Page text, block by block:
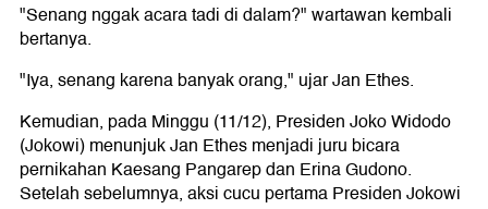
"Senang nggak acara tadi di dalam?" wartawan kembali
bertanya.
"Iya, senang karena banyak orang," ujar Jan Ethes.
Kemudian, pada Minggu (11/12), Presiden Joko Widodo
(Jokowi) menunjuk Jan Ethes menjadi juru bicara
pernikahan Kaesang Pangarep dan Erina Gudono.
Setelah sebelumnya, aksi cucu pertama Presiden Jokowi